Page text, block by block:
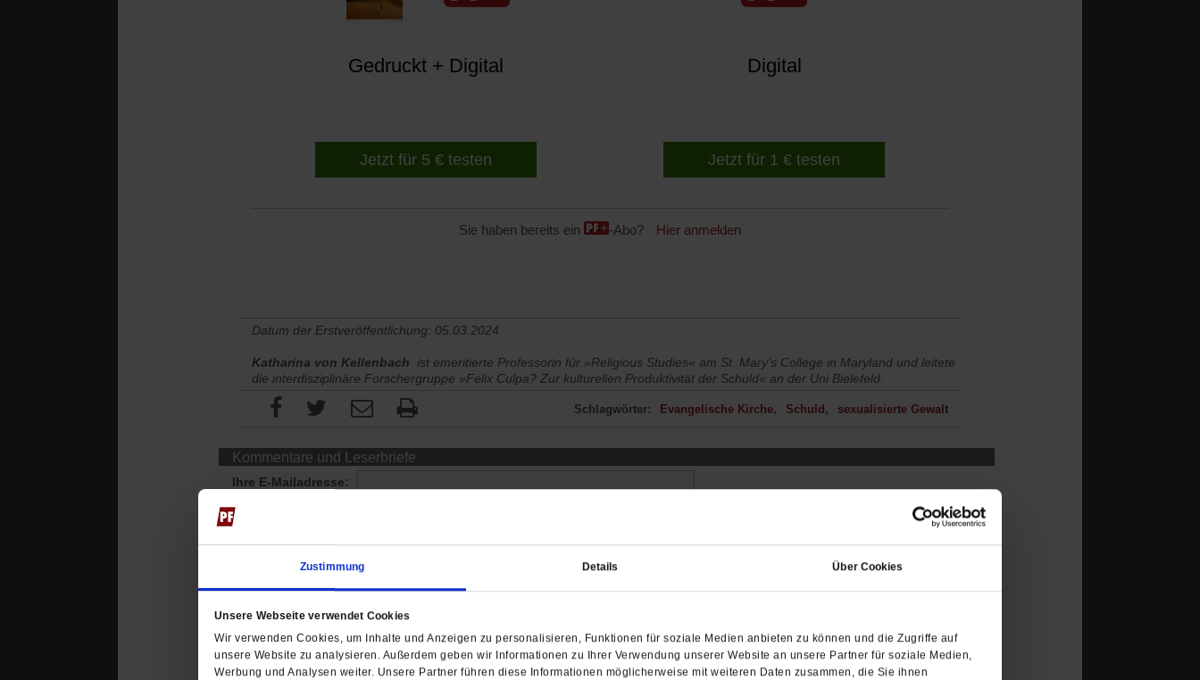
(Öffnet
in
neuen
Zustimmung Details Über Cookies
Unsere Webseite verwendet Cookies
Wir verwenden Cookies, um Inhalte und Anzeigen zu personalisieren, Funktionen für soziale Medien anbieten zu können und die Zugriffe auf
unsere Website zu analysieren. Außerdem geben wir Informationen zu Ihrer Verwendung unserer Website an unsere Partner für soziale Medien,
Werbung und Analysen weiter. Unsere Partner führen diese Informationen möglicherweise mit weiteren Daten zusammen, die Sie ihnen
Gedruckt + Digital
Jetzt für 5 € testen
Digital
Jetzt für 1 € testen
Sie haben bereits ein -Abo? Hier anmelden
Datum der Erstveröffentlichung: 05.03.2024
Katharina von Kellenbach
ist emeritierte Professorin für »Religious Studies« am St. Mary’s College in Maryland und leitete
die interdisziplinäre Forschergruppe »Felix Culpa? Zur kulturellen Produktivität der Schuld« an der Uni Bielefeld.
Schlagwörter: Evangelische Kirche Schuld sexualisierte Gewalt
Kommentare und Leserbriefe
Ihre E-Mailadresse:
Ihr Kommentar